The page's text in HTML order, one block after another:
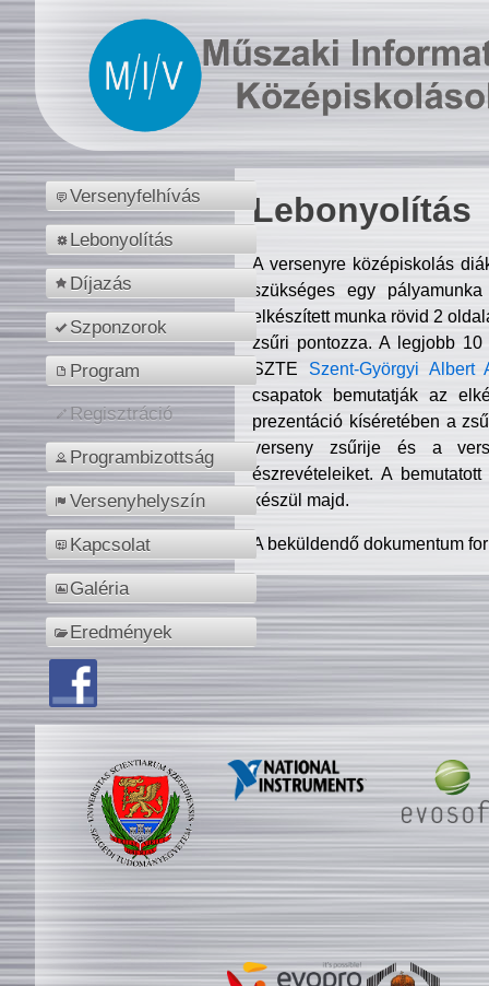
Versenyfelhívás
Lebonyolítás
Díjazás
Szponzorok
Program
Regisztráció
Programbizottság
Versenyhelyszín
Kapcsolat
Galéria
Eredmények
Lebonyolítás
A versenyre középiskolás
szükséges egy
elkészített munka rövid 2
zsűri pontozza. A legjobb
SZTE Szent-Györgyi Albert
csapatok bemutatják az
prezentáció kíséretében a
verseny zsűrije és a
észrevételeiket. A
készül majd.
A beküldendő dokumentum